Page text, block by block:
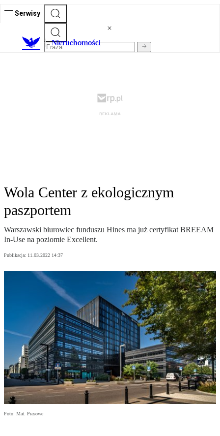
Serwisy
Nieruchomości
Wola Center z ekologicznym
paszportem
Warszawski biurowiec funduszu Hines ma już certyfikat BREEAM
In-Use na poziomie Excellent.
Publikacja: 11.03.2022 14:37
Foto: Mat. Prasowe